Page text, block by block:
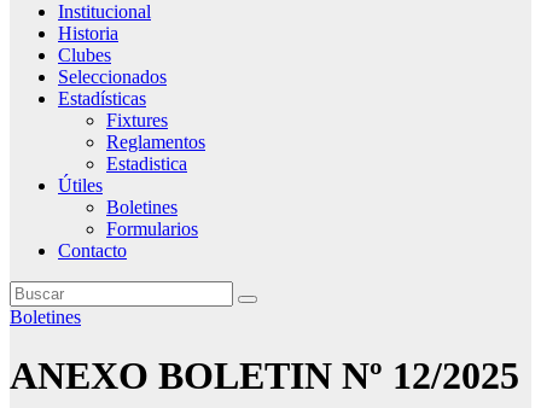
Institucional
Historia
Clubes
Seleccionados
Estadísticas
Fixtures
Reglamentos
Estadistica
Útiles
Boletines
Formularios
Contacto
Boletines
ANEXO BOLETIN Nº 12/2025